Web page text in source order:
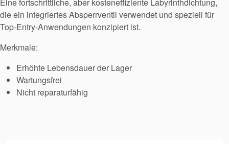
die ein integriertes Absperrventil verwendet und speziell für
Top-Entry-Anwendungen konzipiert ist.
Merkmale:
Erhöhte Lebensdauer der Lager
Wartungsfrei
Nicht reparaturfähig